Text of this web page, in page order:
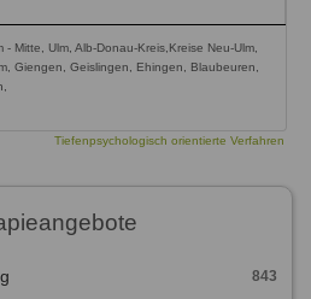
Mitte, Ulm, Alb-Donau-Kreis,Kreise Neu-Ulm,
Giengen, Geislingen, Ehingen, Blaubeuren,
Tiefenpsychologisch orientierte Verfahren
843